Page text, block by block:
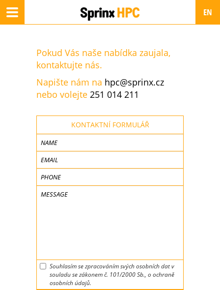
Toggle
EN
Pokud Vás naše nabídka zaujala,
kontaktujte nás.
Napište nám na hpc@sprinx.cz
nebo volejte 251 014 211
KONTAKTNÍ FORMULÁŘ
NAME
EMAIL
PHONE
MESSAGE
Souhlasím se zpracováním svých osobních dat v
souladu se zákonem č. 101/2000 Sb., o ochraně
osobních údajů.